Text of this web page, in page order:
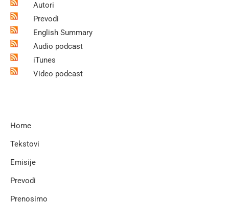
Autori
Prevodi
English Summary
Audio podcast
iTunes
Video podcast
Home
Tekstovi
Emisije
Prevodi
Prenosimo